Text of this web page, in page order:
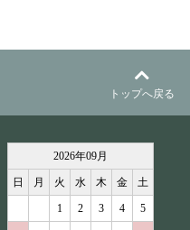
トップへ戻る
2026年09月
日 月 火 水 木 金 土
1 2 3 4 5